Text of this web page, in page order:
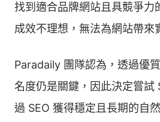
找到適合品牌網站且具競爭力
成效不理想，無法為網站帶來
Paradaily 團隊認為，透過優
名度仍是關鍵，因此決定嘗試
過 SEO 獲得穩定且長期的自